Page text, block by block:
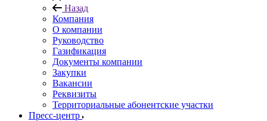
Назад
Компания
О компании
Руководство
Газификация
Документы компании
Закупки
Вакансии
Реквизиты
Территориальные абонентские участки
Пресс-центр